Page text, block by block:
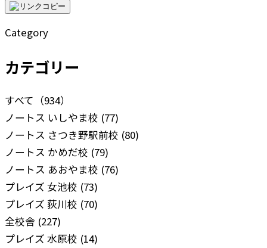
Category
カテゴリー
すべて （934）
ノートス いしやま校 (77)
ノートス さつき野駅前校 (80)
ノートス かめだ校 (79)
ノートス あおやま校 (76)
プレイズ 女池校 (73)
プレイズ 荻川校 (70)
全校舎 (227)
プレイズ 水原校 (14)